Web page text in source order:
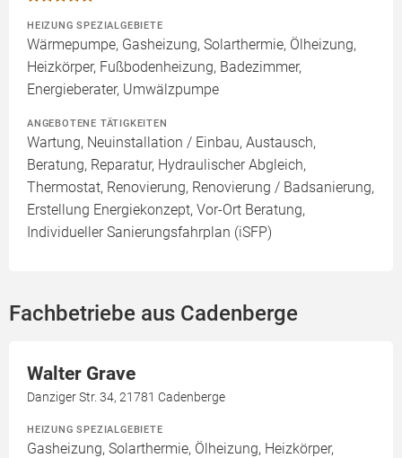
HEIZUNG SPEZIALGEBIETE
Wärmepumpe, Gasheizung, Solarthermie, Ölheizung,
Heizkörper, Fußbodenheizung, Badezimmer,
Energieberater, Umwälzpumpe
ANGEBOTENE TÄTIGKEITEN
Wartung, Neuinstallation / Einbau, Austausch,
Beratung, Reparatur, Hydraulischer Abgleich,
Thermostat, Renovierung, Renovierung / Badsanierung,
Erstellung Energiekonzept, Vor-Ort Beratung,
Individueller Sanierungsfahrplan (iSFP)
Fachbetriebe aus Cadenberge
Walter Grave
Danziger Str. 34, 21781 Cadenberge
HEIZUNG SPEZIALGEBIETE
Gasheizung, Solarthermie, Ölheizung, Heizkörper,